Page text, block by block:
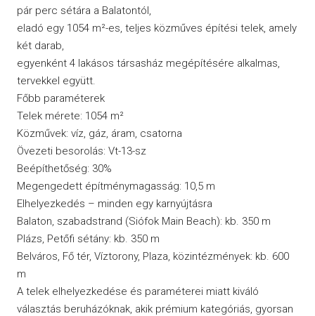
pár perc sétára a Balatontól,
eladó egy 1054 m²-es, teljes közműves építési telek, amely
két darab,
egyenként 4 lakásos társasház megépítésére alkalmas,
tervekkel együtt.
Főbb paraméterek
Telek mérete: 1054 m²
Közművek: víz, gáz, áram, csatorna
Övezeti besorolás: Vt-13-sz
Beépíthetőség: 30%
Megengedett építménymagasság: 10,5 m
Elhelyezkedés – minden egy karnyújtásra
Balaton, szabadstrand (Siófok Main Beach): kb. 350 m
Plázs, Petőfi sétány: kb. 350 m
Belváros, Fő tér, Víztorony, Plaza, közintézmények: kb. 600
m
A telek elhelyezkedése és paraméterei miatt kiváló
választás beruházóknak, akik prémium kategóriás, gyorsan